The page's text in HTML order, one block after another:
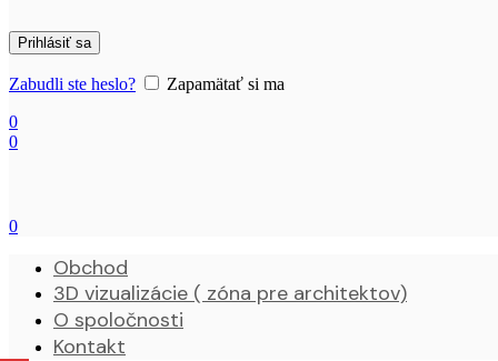
Prihlásiť sa
Zabudli ste heslo?
Zapamätať si ma
0
0
0
Obchod
3D vizualizácie ( zóna pre architektov)
O spoločnosti
Kontakt